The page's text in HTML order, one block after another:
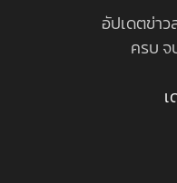
อัปเดตข่า
ครบ จ